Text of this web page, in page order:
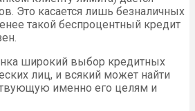
Это касается лишь безналичных
такой беспроцентный кредит
широкий выбор кредитных
лиц, и всякий может найти
именно его целям и